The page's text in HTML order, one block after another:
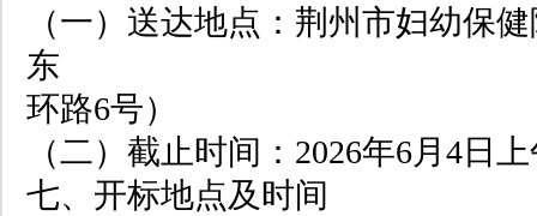
（一）送达地点：荆州市妇幼保
东
环路6号）
（二）截止时间：2026年6月4日
七、开标地点及时间